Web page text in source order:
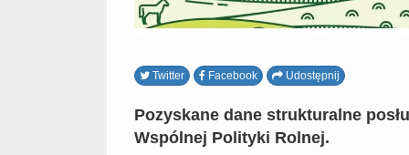
Twitter Facebook Udostępnij
Pozyskane dane strukturalne
Wspólnej Polityki Rolnej.